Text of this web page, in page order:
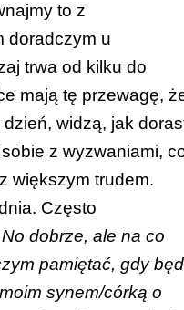
to z
doradczym u
trwa od kilku do
mają tę przewagę,
widzą, jak
z wyzwaniami,
większym trudem.
Często
No dobrze, ale na co
pamiętać, gdy
synem/córką o